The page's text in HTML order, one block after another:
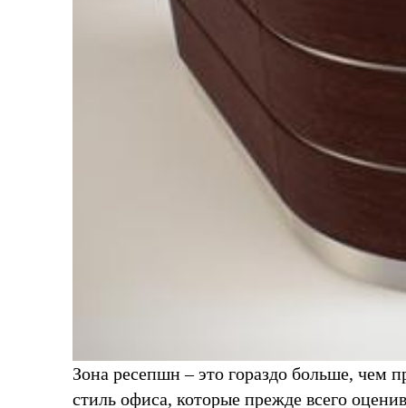
Зона ресепшн – это гораздо больше, чем
стиль офиса, которые прежде всего